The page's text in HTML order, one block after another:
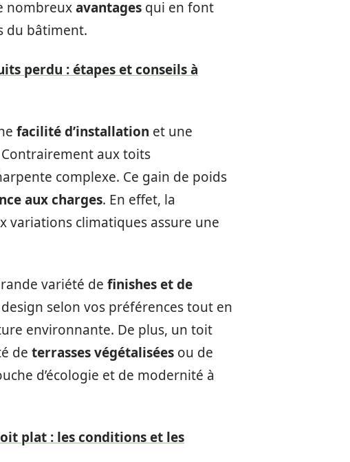
nombreuxavantages qui en font
du bâtiment.
perdu : étapes et conseils à
facilité d’installation et une
aux toits
complexe. Ce gain de poids
aux charges. En effet, la
variations climatiques assure une
variété de finishes et de
selon vos préférences tout en
environnante. De plus, un toit
de terrasses végétalisées ou de
d’écologie et de modernité à
plat : les conditions et les